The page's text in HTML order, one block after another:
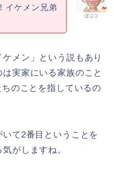
ぽぷコ
イケメン兄弟
メン」という説もあり
実家にいる家族のこと
のことを指しているの
て2番目ということを
がしますね。